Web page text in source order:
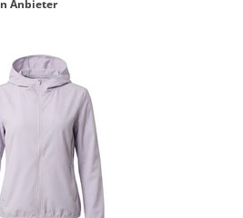
Anbieter